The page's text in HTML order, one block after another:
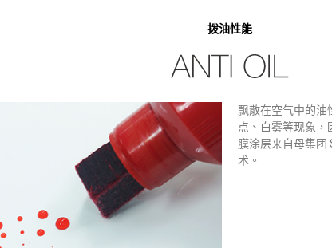
拨油性能
飘散在空气中的油
点、白雾等现象
膜涂层来自母集团
术。